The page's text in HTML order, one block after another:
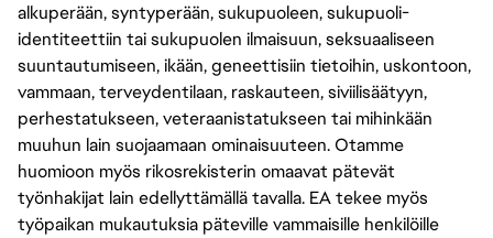
alkuperään, syntyperään, sukupuoleen, sukupuoli-
identiteettiin tai sukupuolen ilmaisuun, seksuaaliseen
suuntautumiseen, ikään, geneettisiin tietoihin, uskontoon,
vammaan, terveydentilaan, raskauteen, siviilisäätyyn,
perhestatukseen, veteraanistatukseen tai mihinkään
muuhun lain suojaamaan ominaisuuteen. Otamme
huomioon myös rikosrekisterin omaavat pätevät
työnhakijat lain edellyttämällä tavalla. EA tekee myös
työpaikan mukautuksia päteville vammaisille henkilöille